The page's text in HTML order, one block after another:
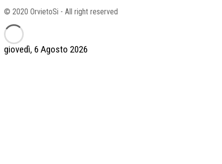
giovedì, 6 Agosto 2026
© 2020 OrvietoSi - All right reserved